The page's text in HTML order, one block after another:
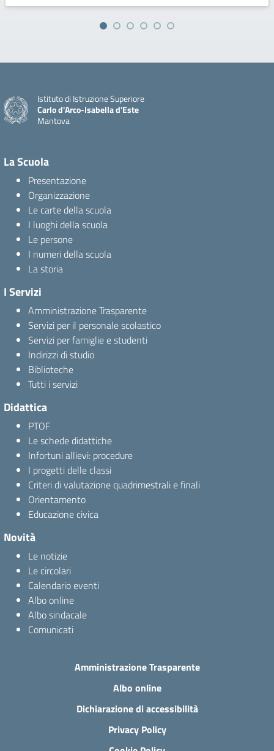
Istituto di Istruzione Superiore
Carlo d'Arco-Isabella d'Este
Mantova
La Scuola
Presentazione
Organizzazione
Le carte della scuola
I luoghi della scuola
Le persone
I numeri della scuola
La storia
I Servizi
Amministrazione Trasparente
Servizi per il personale scolastico
Servizi per famiglie e studenti
Indirizzi di studio
Biblioteche
Tutti i servizi
Didattica
PTOF
Le schede didattiche
Infortuni allievi: procedure
I progetti delle classi
Criteri di valutazione quadrimestrali e finali
Orientamento
Educazione civica
Novità
Le notizie
Le circolari
Calendario eventi
Albo online
Albo sindacale
Comunicati
Amministrazione Trasparente
Albo online
Dichiarazione di accessibilità
Privacy Policy